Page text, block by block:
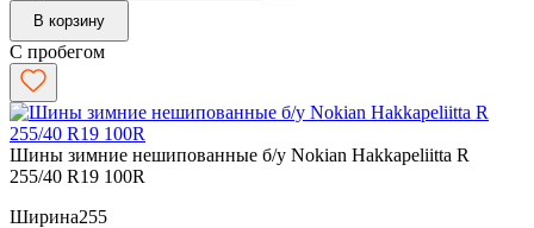
В корзину
С пробегом
Шины зимние нешипованные б/у Nokian Hakkapeliitta R
255/40 R19 100R
Ширина255